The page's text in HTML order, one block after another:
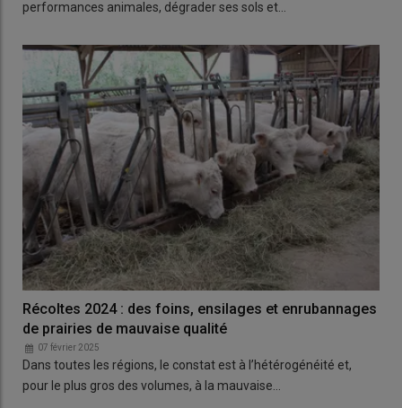
performances animales, dégrader ses sols et…
Récoltes 2024 : des foins, ensilages et enrubannages
de prairies de mauvaise qualité
07 février 2025
Dans toutes les régions, le constat est à l’hétérogénéité et,
pour le plus gros des volumes, à la mauvaise…